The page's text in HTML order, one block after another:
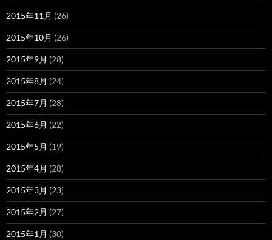
2015年11月 (26)
2015年10月 (26)
2015年9月 (28)
2015年8月 (24)
2015年7月 (28)
2015年6月 (22)
2015年5月 (19)
2015年4月 (28)
2015年3月 (23)
2015年2月 (27)
2015年1月 (30)